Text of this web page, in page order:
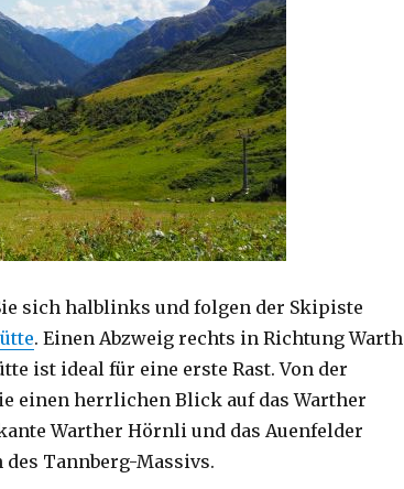
sich halblinks und folgen der Skipiste
. Einen Abzweig rechts in Richtung Warth
ist ideal für eine erste Rast. Von der
einen herrlichen Blick auf das Warther
Warther Hörnli und das Auenfelder
Tannberg-Massivs.